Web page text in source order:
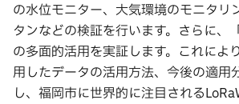
の水位モニター、大気環境のモニタリ
タンなどの検証を行います。さらに、
の多面的活用を実証します。これによ
用したデータの活用方法、今後の適用
し、福岡市に世界的に注目される